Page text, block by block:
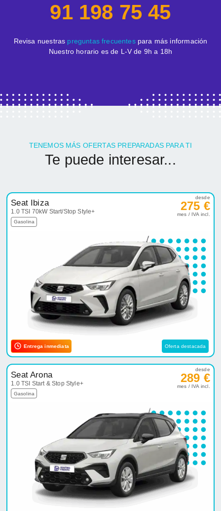
91 198 75 45
Revisa nuestras preguntas frecuentespara más información
Nuestro horario es de L-V de 9h a 18h
TENEMOS MÁS OFERTAS PREPARADAS PARA TI
Te puede interesar...
Seat Ibiza
1.0 TSI 70kW Start/Stop Style+
Gasolina
desde
275 €
mes / IVA incl.
Entrega inmediata Oferta destacada
Seat Arona
1.0 TSI Start & Stop Style+
Gasolina
desde
289 €
mes / IVA incl.